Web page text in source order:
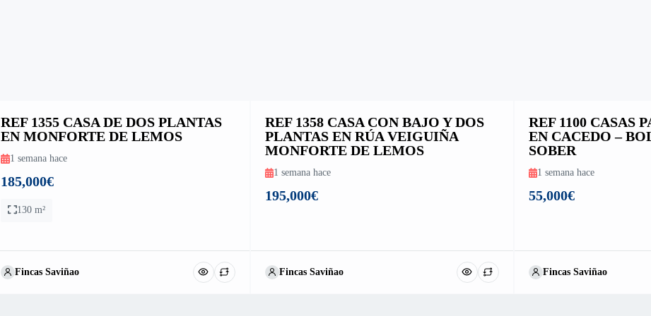
REF 1355 CASA DE DOS PLANTAS
EN MONFORTE DE LEMOS
1 semana hace
185,000€
130 m²
Fincas Saviñao
REF 1358 CASA CON BAJO Y DOS
PLANTAS EN RÚA VEIGUIÑA
MONFORTE DE LEMOS
1 semana hace
195,000€
Fincas Saviñao
REF 1100 CASAS
EN CACEDO –
SOBER
1 semana hace
55,000€
Fincas Saviñao